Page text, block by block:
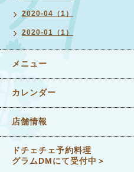
2020-04（1）
2020-01（1）
メニュー
カレンダー
店舗情報
ドチェチェ予約料理 ＜
グラムDMにて受付中＞